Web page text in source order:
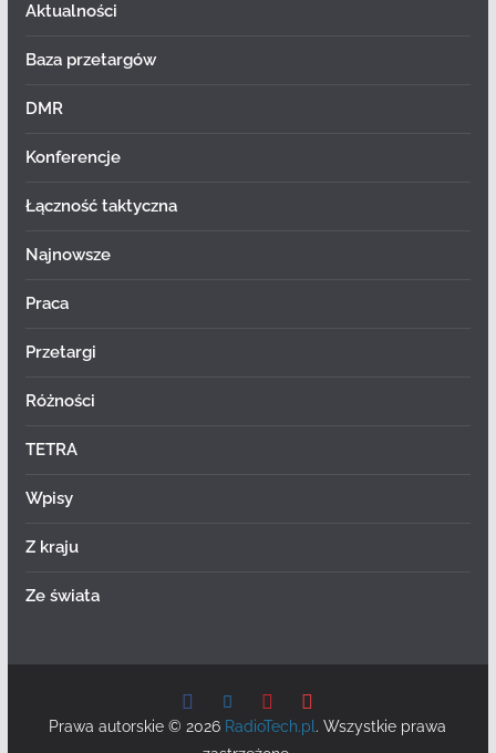
Aktualności
Baza przetargów
DMR
Konferencje
Łączność taktyczna
Najnowsze
Praca
Przetargi
Różności
TETRA
Wpisy
Z kraju
Ze świata
Prawa autorskie © 2026 RadioTech.pl . Wszystkie prawa